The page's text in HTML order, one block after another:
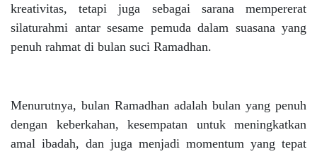
kreativitas, tetapi juga sebagai sarana mempererat
silaturahmi antar sesame pemuda dalam suasana yang
penuh rahmat di bulan suci Ramadhan.
Menurutnya, bulan Ramadhan adalah bulan yang penuh
dengan keberkahan, kesempatan untuk meningkatkan
amal ibadah, dan juga menjadi momentum yang tepat